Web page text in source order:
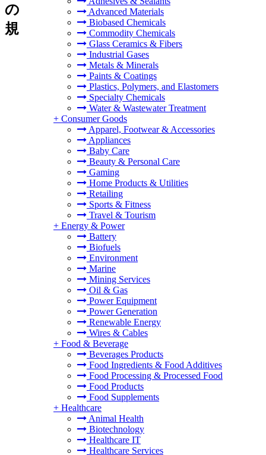
Advanced Materials
Biobased Chemicals
Commodity Chemicals
Glass Ceramics & Fibers
Industrial Gases
Metals & Minerals
Paints & Coatings
Plastics, Polymers, and Elastomers
Specialty Chemicals
Water & Wastewater Treatment
+ Consumer Goods
Apparel, Footwear & Accessories
Appliances
Baby Care
Beauty & Personal Care
Gaming
Home Products & Utilities
Retailing
Sports & Fitness
Travel & Tourism
+ Energy & Power
Battery
Biofuels
Environment
Marine
Mining Services
Oil & Gas
Power Equipment
Power Generation
Renewable Energy
Wires & Cables
+ Food & Beverage
Beverages Products
Food Ingredients & Food Additives
Food Processing & Processed Food
Food Products
Food Supplements
+ Healthcare
Animal Health
Biotechnology
Healthcare IT
Healthcare Services
の
規